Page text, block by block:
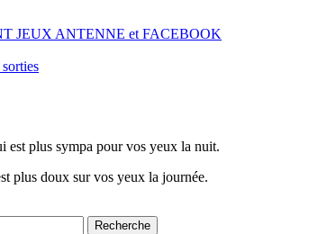
JEUX ANTENNE et FACEBOOK
est plus sympa pour vos yeux la nuit.
plus doux sur vos yeux la journée.
Recherche